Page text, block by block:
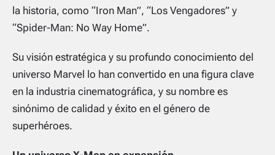
la historia, como “Iron Man”, “Los Vengadores” y
“Spider-Man: No Way Home”.
Su visión estratégica y su profundo conocimiento del
universo Marvel lo han convertido en una figura clave
en la industria cinematográfica, y su nombre es
sinónimo de calidad y éxito en el género de
superhéroes.